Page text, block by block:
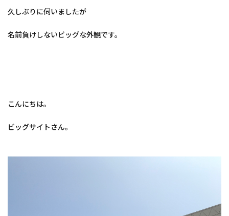
久しぶりに伺いましたが
名前負けしないビッグな外観です。
こんにちは。
ビッグサイトさん。